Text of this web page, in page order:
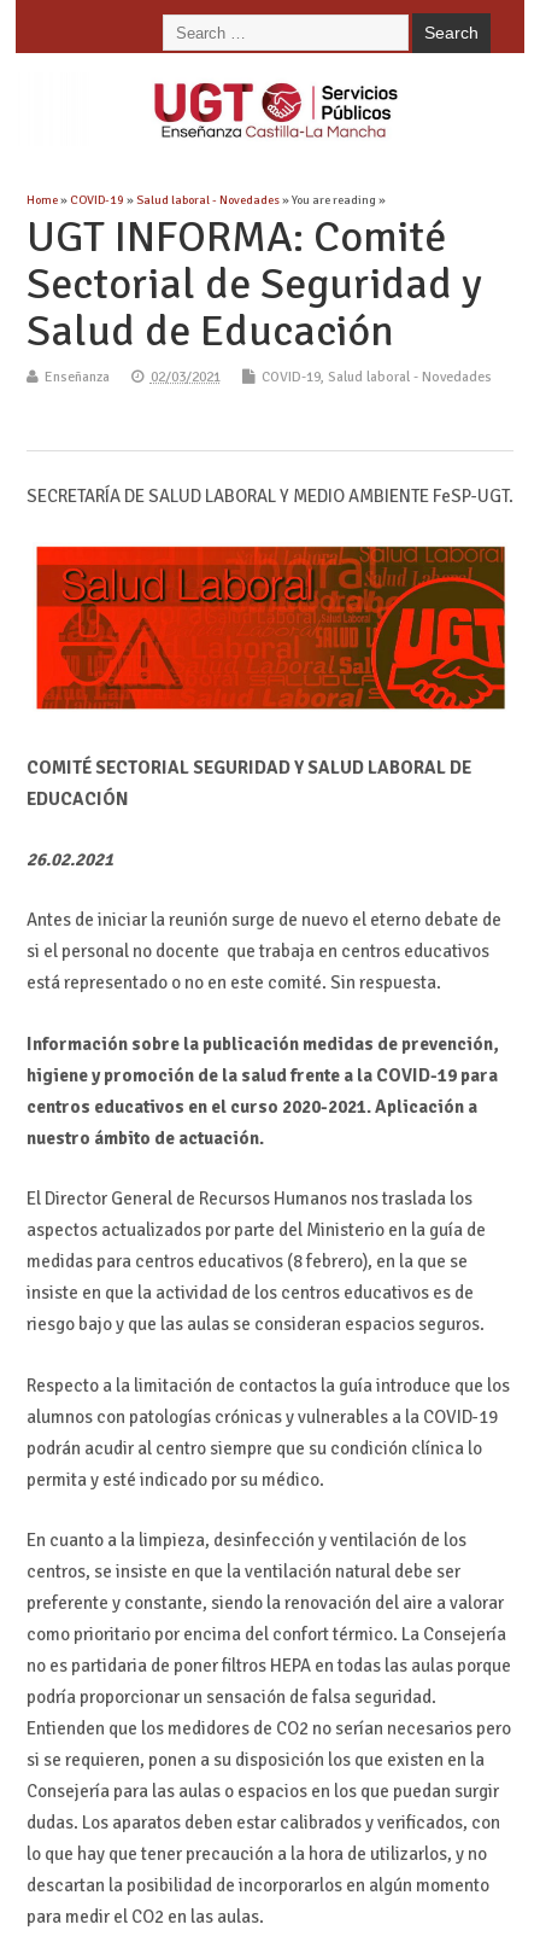
Home» COVID-19 »Salud laboral - Novedades» You are reading »
UGT INFORMA: Comité
Sectorial de Seguridad y
Salud de Educación
Enseñanza 02/03/2021 COVID-19, Salud laboral - Novedades
SECRETARÍA DE SALUD LABORAL Y MEDIO AMBIENTE FeSP-UGT.
COMITÉ SECTORIAL SEGURIDAD Y SALUD LABORAL DE
EDUCACIÓN
26.02.2021
Antes de iniciar la reunión surge de nuevo el eterno debate de
si el personal no docente que trabaja en centros educativos
está representado o no en este comité. Sin respuesta.
Información sobre la publicación medidas de prevención,
higiene y promoción de la salud frente a la COVID-19 para
centros educativos en el curso 2020-2021. Aplicación a
nuestro ámbito de actuación.
El Director General de Recursos Humanos nos traslada los
aspectos actualizados por parte del Ministerio en la guía de
medidas para centros educativos (8 febrero), en la que se
insiste en que la actividad de los centros educativos es de
riesgo bajo y que las aulas se consideran espacios seguros.
Respecto a la limitación de contactos la guía introduce que los
alumnos con patologías crónicas y vulnerables a la COVID-19
podrán acudir al centro siempre que su condición clínica lo
permita y esté indicado por su médico.
En cuanto a la limpieza, desinfección y ventilación de los
centros, se insiste en que la ventilación natural debe ser
preferente y constante, siendo la renovación del aire a valorar
como prioritario por encima del confort térmico. La Consejería
no es partidaria de poner filtros HEPA en todas las aulas porque
podría proporcionar un sensación de falsa seguridad.
Entienden que los medidores de CO2 no serían necesarios pero
si se requieren, ponen a su disposición los que existen en la
Consejería para las aulas o espacios en los que puedan surgir
dudas. Los aparatos deben estar calibrados y verificados, con
lo que hay que tener precaución a la hora de utilizarlos, y no
descartan la posibilidad de incorporarlos en algún momento
para medir el CO2 en las aulas.